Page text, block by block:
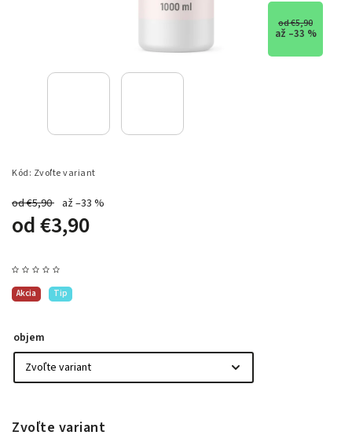
od €5,90
až –33 %
Kód: Zvoľte variant
od €5,90 až –33 %
od€3,90
Akcia Tip
objem
Zvoľte variant